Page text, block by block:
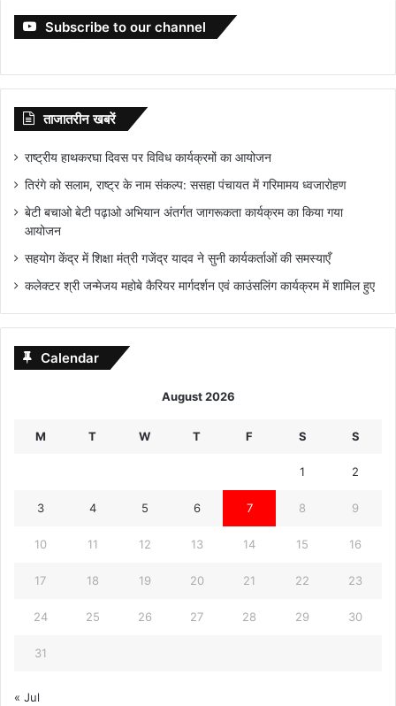
Subscribe to our channel
ताजातरीन खबरें
राष्ट्रीय हाथकरघा दिवस पर विविध कार्यक्रमों का आयोजन
तिरंगे को सलाम, राष्ट्र के नाम संकल्प: ससहा पंचायत में गरिमामय ध्वजारोहण
बेटी बचाओ बेटी पढ़ाओ अभियान अंतर्गत जागरूकता कार्यक्रम का किया गया
आयोजन
सहयोग केंद्र में शिक्षा मंत्री गजेंद्र यादव ने सुनी कार्यकर्ताओं की समस्याएँ
कलेक्टर श्री जन्मेजय महोबे कैरियर मार्गदर्शन एवं काउंसलिंग कार्यक्रम में शामिल हुए
Calendar
August 2026
M T W T F S S
1 2
3 4 5 6 7 8 9
10 11 12 13 14 15 16
17 18 19 20 21 22 23
24 25 26 27 28 29 30
31
« Jul